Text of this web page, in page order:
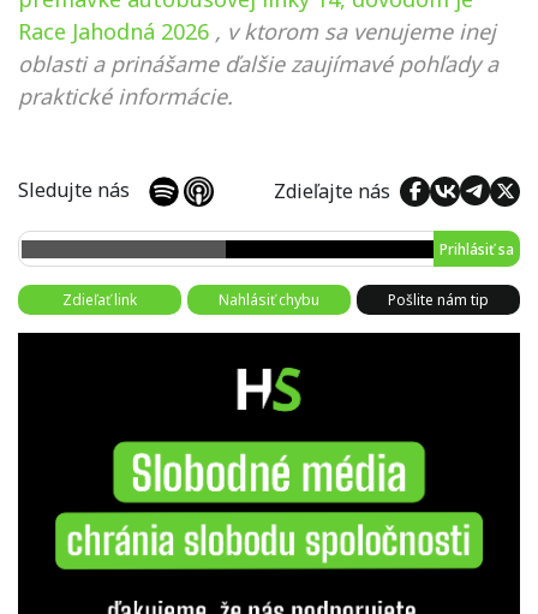
Race Jahodná 2026 , v ktorom sa venujeme inej
oblasti a prinášame ďalšie zaujímavé pohľady a
praktické informácie.
Sledujte nás Zdieľajte nás
Prihlásiť sa
Zdieľať link Nahlásiť chybu Pošlite nám tip